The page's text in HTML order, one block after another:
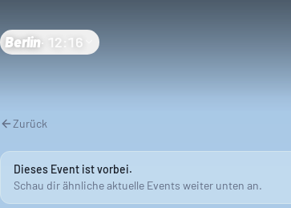
Berlin· 12:16
Zurück
Dieses Event ist vorbei.
Schau dir ähnliche aktuelle Events weiter unten an.